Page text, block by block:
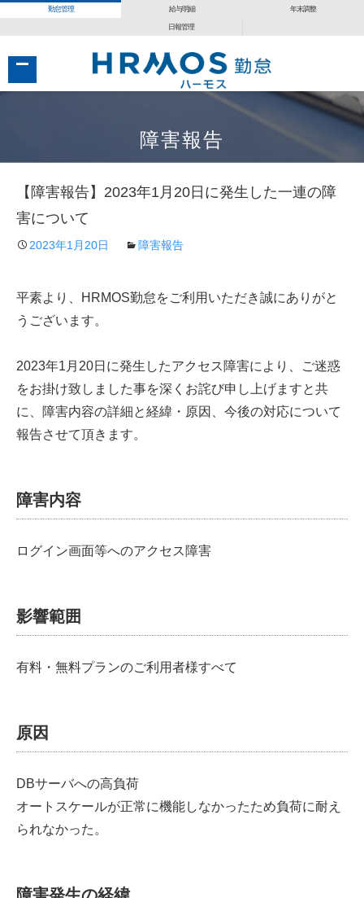
勤怠管理 給与明細 年末調整
日報管理
障害報告
【障害報告】2023年1月20日に発生した一連の障
害について
2023年1月20日 障害報告
平素より、HRMOS勤怠をご利用いただき誠にありがと
うございます。
2023年1月20日に発生したアクセス障害により、ご迷惑
をお掛け致しました事を深くお詫び申し上げますと共
に、障害内容の詳細と経緯・原因、今後の対応について
報告させて頂きます。
障害内容
ログイン画面等へのアクセス障害
影響範囲
有料・無料プランのご利用者様すべて
原因
DBサーバへの高負荷
オートスケールが正常に機能しなかったため負荷に耐え
られなかった。